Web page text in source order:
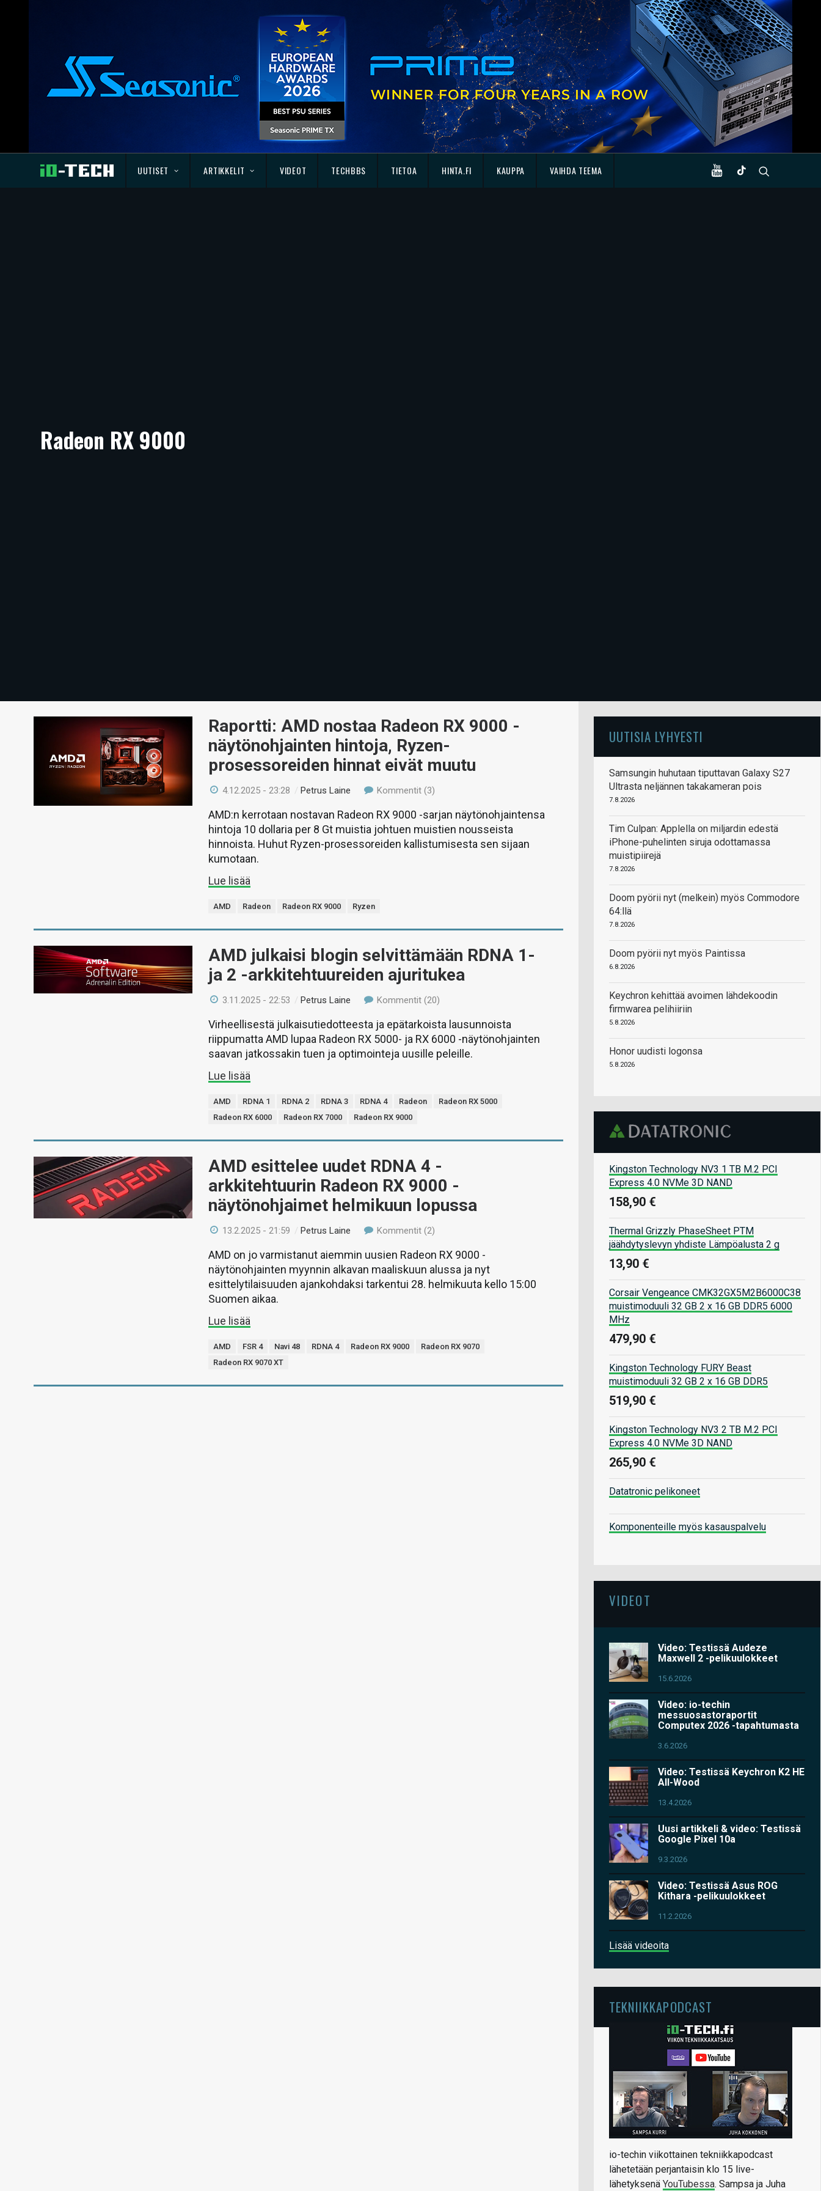
UUTISET ARTIKKELIT VIDEOT TECHBBS TIETOA HINTA.FI KAUPPA VAIHDA TEEMA
Radeon RX 9000
Raportti: AMD nostaa Radeon RX 9000 -
näytönohjainten hintoja, Ryzen-
prosessoreiden hinnat eivät muutu
4.12.2025 - 23:28 /Petrus Laine Kommentit (3)
AMD:n kerrotaan nostavan Radeon RX 9000 -sarjan näytönohjaintensa
hintoja 10 dollaria per 8 Gt muistia johtuen muistien nousseista
hinnoista. Huhut Ryzen-prosessoreiden kallistumisesta sen sijaan
kumotaan.
Lue lisää
AMD Radeon Radeon RX 9000 Ryzen
AMD julkaisi blogin selvittämään RDNA 1-
ja 2 -arkkitehtuureiden ajuritukea
3.11.2025 - 22:53 /Petrus Laine Kommentit (20)
Virheellisestä julkaisutiedotteesta ja epätarkoista lausunnoista
riippumatta AMD lupaa Radeon RX 5000- ja RX 6000 -näytönohjainten
saavan jatkossakin tuen ja optimointeja uusille peleille.
Lue lisää
AMD RDNA 1 RDNA 2 RDNA 3 RDNA 4 Radeon
Radeon RX 5000
Radeon RX 6000
Radeon RX 7000 Radeon RX 9000
AMD esittelee uudet RDNA 4 -
arkkitehtuurin Radeon RX 9000 -
näytönohjaimet helmikuun lopussa
13.2.2025 - 21:59 /Petrus Laine Kommentit (2)
AMD on jo varmistanut aiemmin uusien Radeon RX 9000 -
näytönohjainten myynnin alkavan maaliskuun alussa ja nyt
esittelytilaisuuden ajankohdaksi tarkentui 28. helmikuuta kello 15:00
Suomen aikaa.
Lue lisää
AMD FSR 4 Navi 48 RDNA 4 Radeon RX 9000
Radeon RX 9070
Radeon RX 9070 XT
UUTISIA LYHYESTI
Samsungin huhutaan tiputtavan Galaxy S27
Ultrasta neljännen takakameran pois
7.8.2026
Tim Culpan: Applella on miljardin edestä
iPhone-puhelinten siruja odottamassa
muistipiirejä
7.8.2026
Doom pyörii nyt (melkein) myös Commodore
64:llä
7.8.2026
Doom pyörii nyt myös Paintissa
6.8.2026
Keychron kehittää avoimen lähdekoodin
firmwarea pelihiiriin
5.8.2026
Honor uudisti logonsa
5.8.2026
Kingston Technology NV3 1 TB M.2 PCI
Express 4.0 NVMe 3D NAND
158,90 €
Thermal Grizzly PhaseSheet PTM
jäähdytyslevyn yhdiste Lämpöalusta 2 g
13,90 €
Corsair Vengeance CMK32GX5M2B6000C38
muistimoduuli 32 GB 2 x 16 GB DDR5 6000
MHz
479,90 €
Kingston Technology FURY Beast
muistimoduuli 32 GB 2 x 16 GB DDR5
519,90 €
Kingston Technology NV3 2 TB M.2 PCI
Express 4.0 NVMe 3D NAND
265,90 €
Datatronic pelikoneet
Komponenteille myös kasauspalvelu
VIDEOT
Video: Testissä Audeze
Maxwell 2 -pelikuulokkeet
15.6.2026
Video: io-techin
messuosastoraportit
Computex 2026 -tapahtumasta
3.6.2026
Video: Testissä Keychron K2 HE
All-Wood
13.4.2026
Uusi artikkeli & video: Testissä
Google Pixel 10a
9.3.2026
Video: Testissä Asus ROG
Kithara -pelikuulokkeet
11.2.2026
Lisää videoita
TEKNIIKKAPODCAST
io-techin viikottainen tekniikkapodcast
lähetetään perjantaisin klo 15 live-
lähetyksenä YouTubessa. Sampsa ja Juha